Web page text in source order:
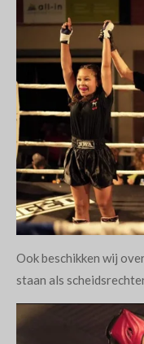
Ook beschikken wij
staan als